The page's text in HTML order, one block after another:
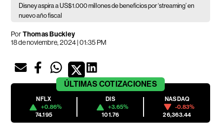
Disney aspira a US$1.000 millones de beneficios por ‘streaming’ en
nuevo año fiscal
PorThomas Buckley
18 de noviembre, 2024 | 01:35 PM
ÚLTIMAS COTIZACIONES
NFLX
+0.86%
74.195
DIS
+3.65%
101.76
NASDAQ
-0.83%
26,363.44